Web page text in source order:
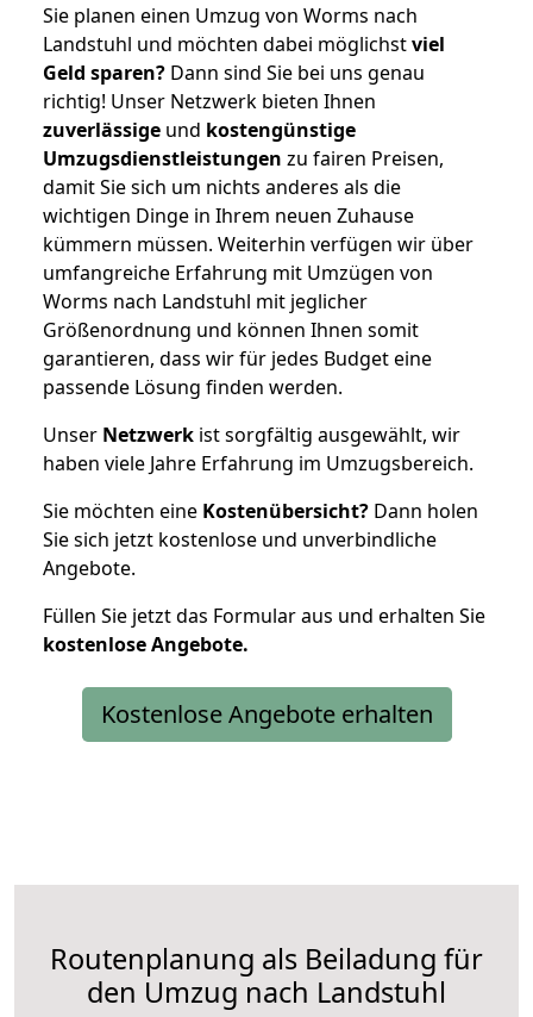
Sie planen einen Umzug von Worms nach
Landstuhl und möchten dabei möglichstviel
Geld sparen? Dann sind Sie bei uns genau
richtig! Unser Netzwerk bieten Ihnen
zuverlässige und kostengünstige
Umzugsdienstleistungen zu fairen Preisen,
damit Sie sich um nichts anderes als die
wichtigen Dinge in Ihrem neuen Zuhause
kümmern müssen. Weiterhin verfügen wir über
umfangreiche Erfahrung mit Umzügen von
Worms nach Landstuhl mit jeglicher
Größenordnung und können Ihnen somit
garantieren, dass wir für jedes Budget eine
passende Lösung finden werden.
Unser Netzwerk ist sorgfältig ausgewählt, wir
haben viele Jahre Erfahrung im Umzugsbereich.
Sie möchten eine Kostenübersicht? Dann holen
Sie sich jetzt kostenlose und unverbindliche
Angebote.
Füllen Sie jetzt das Formular aus und erhalten Sie
kostenloseAngebote.
Kostenlose Angebote erhalten
Routenplanung als Beiladung für
den Umzug nach Landstuhl